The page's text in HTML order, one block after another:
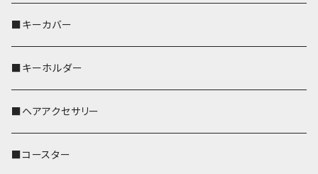
バッグインバッグ
オカメインコ
歌うオカメちゃん
おかめ３兄弟
セキセイインコ
文鳥
鹿
■キーカバー
■キーホルダー
■ヘアアクセサリー
■コースター